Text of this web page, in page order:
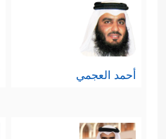
أحمد العجمي